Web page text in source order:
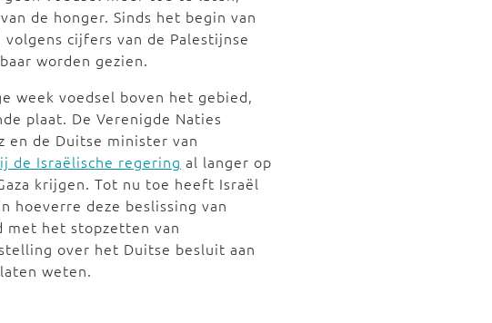
de honger. Sinds het begin van
volgens cijfers van de Palestijnse
worden gezien.
week voedsel boven het gebied,
plaat. De Verenigde Naties
en de Duitse minister van
de Israëlische regering al langer op
krijgen. Tot nu toe heeft Israël
hoeverre deze beslissing van
met het stopzetten van
over het Duitse besluit aan
weten.